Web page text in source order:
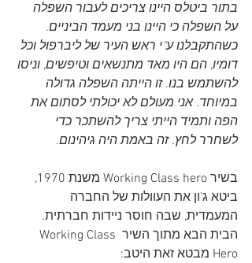
בתור ביטלס היינו צריכים לעבור השפלה
על השפלה כי היינו בני מעמד הביניים.
כשהתקבלנו ע"י ראש העיר של ליברפול וכל
דומיו, הם היו מאד מתנשאים וטיפשים, וניסו
להשתמש בנו. זו הייתה השפלה גדולה
במיוחד. אני מעולם לא יכולתי לסתום את
הפה ותמיד הייתי צריך להשתכר כדי
לשחרר לחץ. זה באמת היה גיהינום.
בשיר Working Class hero משנת 1970,
ביטא ג'ון את העוולות של החברה
המעמדית, שבה חוסר ניידות חברתית.
הבית הבא מתוך השיר Working Class
Hero מבטא זאת היטב: